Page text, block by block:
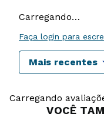
Carregando…
Faça login para
Mais recentes
Carregando
VOCÊ